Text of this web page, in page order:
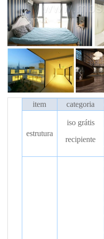
item categoria
estrutura
iso grátis
recipiente